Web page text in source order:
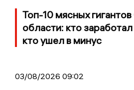
Топ-10 мясных
области: кто
кто ушел в минус
03/08/2026 09:02